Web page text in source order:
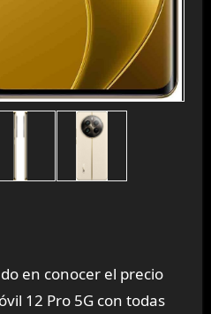
en conocer el precio
12 Pro 5G con todas